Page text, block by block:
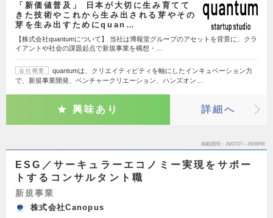
「新価値普及」 日本が大切に生み育てて
きた技術やこれから生み出される芽やその
芽を生み出すためにquan…
【株式会社quantumについて】 当社は博報堂グループのアセットを背景に、クラ
イアントや社会の課題起点で新規事業を構想・…
会社概要
quantumは、クリエイティビティを軸にしたインキュベーション力
で、新規事業開発、ベンチャークリエーション、ハンズオン…
興味あり 詳細へ
掲載期間 26/07/27～26/08/09
ESG／サーキュラーエコノミー実現をサポー
トするコンサルタント職
新規事業
株式会社Canopus